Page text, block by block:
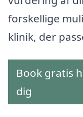
forskellige
klinik, der
Book gratis
dig